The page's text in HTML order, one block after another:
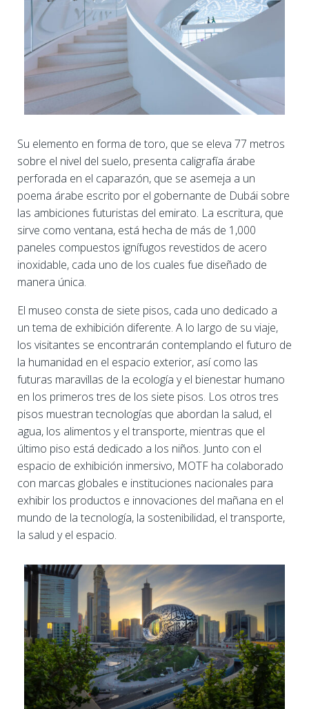
Su elemento en forma de toro, que se eleva 77 metros
sobre el nivel del suelo, presenta caligrafía árabe
perforada en el caparazón, que se asemeja a un
poema árabe escrito por el gobernante de Dubái sobre
las ambiciones futuristas del emirato. La escritura, que
sirve como ventana, está hecha de más de 1,000
paneles compuestos ignífugos revestidos de acero
inoxidable, cada uno de los cuales fue diseñado de
manera única.
El museo consta de siete pisos, cada uno dedicado a
un tema de exhibición diferente. A lo largo de su viaje,
los visitantes se encontrarán contemplando el futuro de
la humanidad en el espacio exterior, así como las
futuras maravillas de la ecología y el bienestar humano
en los primeros tres de los siete pisos. Los otros tres
pisos muestran tecnologías que abordan la salud, el
agua, los alimentos y el transporte, mientras que el
último piso está dedicado a los niños. Junto con el
espacio de exhibición inmersivo, MOTF ha colaborado
con marcas globales e instituciones nacionales para
exhibir los productos e innovaciones del mañana en el
mundo de la tecnología, la sostenibilidad, el transporte,
la salud y el espacio.